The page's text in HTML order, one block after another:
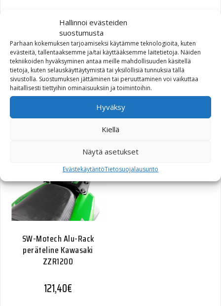
Hallinnoi evästeiden
suostumusta
Parhaan kokemuksen tarjoamiseksi käytämme teknologioita, kuten
evästeitä, tallentaaksemme ja/tai käyttääksemme laitetietoja. Näiden
tekniikoiden hyväksyminen antaa meille mahdollisuuden käsitellä
tietoja, kuten selauskäyttäytymistä tai yksilöllisiä tunnuksia tällä
sivustolla. Suostumuksen jättäminen tai peruuttaminen voi vaikuttaa
haitallisesti tiettyihin ominaisuuksiin ja toimintoihin.
Hyväksy
Kiellä
Näytä asetukset
EvästekäytäntöTietosuojalausunto
101,20€
SW-Motech Alu-Rack
peräteline KTM LC8 950
Adventure 03-05 hopea
SW-Motech Alu-Rack
peräteline Kawasaki
ZZR1200
121,40€